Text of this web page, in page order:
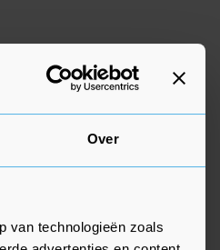
Over
van technologieën zoals